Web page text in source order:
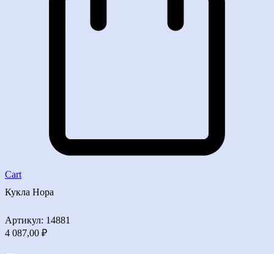
Cart
Кукла Нора
Артикул: 14881
4 087,00 ₽